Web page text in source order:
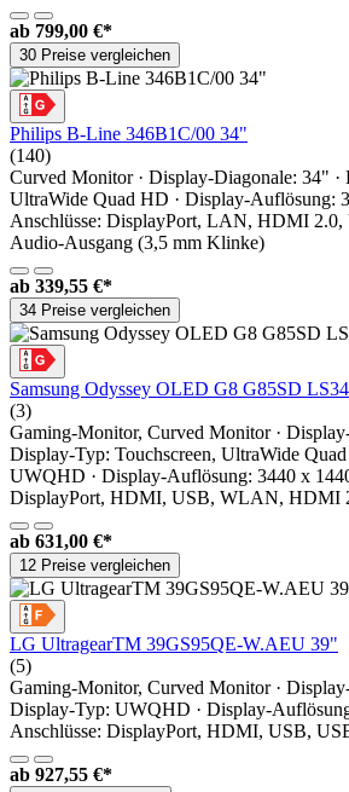
ab 799,00 €*
30 Preise vergleichen
Philips B-Line 346B1C/00 34"
(140)
Curved Monitor · Display-Diagonale: 34" ·
UltraWide Quad HD · Display-Auflösung:
Anschlüsse: DisplayPort, LAN, HDMI 2.0,
Audio-Ausgang (3,5 mm Klinke)
ab 339,55 €*
34 Preise vergleichen
Samsung Odyssey OLED G8 G85SD
(3)
Gaming-Monitor, Curved Monitor ·
Display-Typ: Touchscreen, UltraWide
UWQHD · Display-Auflösung: 3440 x
DisplayPort, HDMI, USB, WLAN, HDMI
ab 631,00 €*
12 Preise vergleichen
LG UltragearTM 39GS95QE-W.AEU 39"
(5)
Gaming-Monitor, Curved Monitor ·
Display-Typ: UWQHD · Display-
Anschlüsse: DisplayPort, HDMI, USB,
ab 927,55 €*